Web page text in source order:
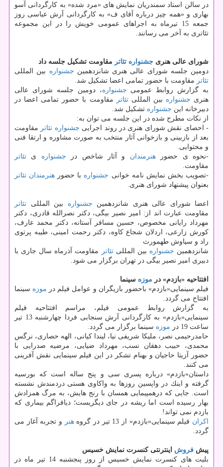
در سالن استاد سمندریان نمایش های «مرد شده» به كارگردانی آسو
بهاری و «همه چیز درباره آقای ف» به كارگردانی آرش عباسی روز
جمعه 15 تیرماه به اجراهای عمومی خویش را در این مجموعه
تئاتری به آخر می رسانند.
شورای عالی هنری جشنواره تئاتر مقاومت تشكیل جلسه داد
دومین جلسه شورای عالی هنری شانزدهمین جشنواره بین المللی
تئاتر مقاومت با حضور تمامی اعضا تشكیل شد.
به گزارش روابط عمومی جشنواره، دومین جلسه شورای عالی
هنری جشنواره بین المللیتئاتر
مقاومت با حضور تمامی اعضا در
دبیرخانه این جشنواره تشكیل شد.
از نكات مطرح شده در این جلسه می توان به:
- احصای نقش شورای هنری در روند اجرایی جشنواره تئاتر مقاومت
بعد از بازبینی و بازخوانی آثار منتخب به صورت مشاوره و ارتقا فنی
و محتوایی.
-نحوه ی حضورهنرمندان و آثار شاخص در جشنواره ی تئاتر
مقاومت.
-تصویب بخش نمایش نامه خوانی جشنواره با حضور هنرمندان تئاتر
بعنوان پیشنهاد شورای هنری.
اعضا شورای عالی هنری شانزدهمین جشنواره بین المللی تئاتر
مقاومت عبارت اند از: امیر نصیر بیگی، دكتر نصرالله قادری، دكتر
مهرداد رایانی مخصوص، حسین مسافر آستانه، دكتر محمد عارف،
كورش زارعی، اردلان شجاع كاوه، دكتر رحمت امینی، طیبه پرتوی
راد و سیاوش طهمورث
شانزدهمین جشنواره بین المللیتئاتر
مقاومت آذرماه سال جاری با
دبیری امیر نصیر بیگی در تهران برگزار می شود.
افتتاحیه «بازدم» در موزه سینما
فیلم سینمایی«بازدم» باحضور بازیگران و عوامل فیلم در موزه سینما
افتتاح می گردد.
به گزارش روابط عمومی فیلم، مراسم افتتاحیه فیلم
سینمایی«بازدم» به كارگردانی آرش سنجابی فردا چهارشنبه 13 تیر
ساعت 19 در
موزه سینما برگزار می گردد.
حامدرحیمی نصر، ملیكا شریفی نیا، لیندا كیانی، الهه حصاری، نرگس
محمدی، حبیب دهقان نسب، مهرداد ضیایی، مرضیه صدرایی با
حضور آزیتا حاجیان و بهنام تشكر در این فیلم سینمایی نقش آفرینی
می كنند.
داستان«بازدم» درباره پسری سی و پنج ساله است كه بورسیه
گرفته و اینك در واپسین روزها به واكاوی هستی دردمندش نشسته
است. جایی كه درهمپیمایی همسان با رنج هایش، به مرگ همزادش
بهار رسیده است اما ریشه در جای دیگریست؛ دیافراگم بیماری كه
بازدم نمی تواند!
اكران فیلم سینمایی«بازدم» از 13 تیر در گروه هنر
و تجربه آغاز می
گردد.
پیش فروش اینترنتی كنسرت نمایش خسیس
بلیت های كنسرت نمایش خسیس از روز پنجشنبه 14 تیر ماه در